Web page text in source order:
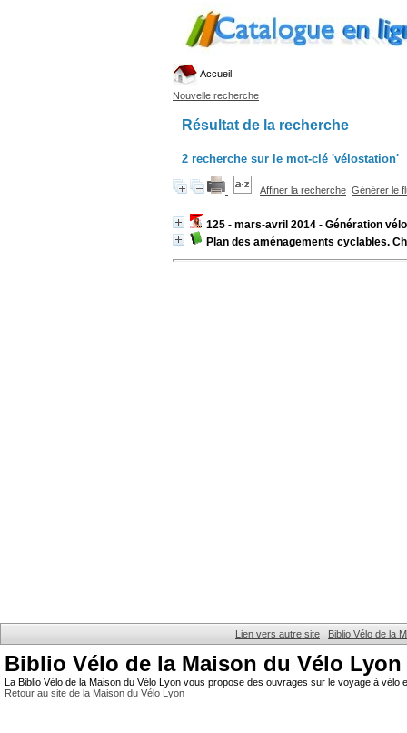
Accueil
Nouvelle recherche
Résultat de la recherche
2 recherche sur le mot-clé 'vélostation'
Affiner la recherche Générer le
125 - mars-avril 2014 - Génération vélo
Plan des aménagements cyclables.
Lien vers autre site Biblio Vélo de la
Biblio Vélo de la Maison du Vélo Lyon
La Biblio Vélo de la Maison du Vélo Lyon vous propose des ouvrages sur le voyage à
Retour au site de la Maison du Vélo Lyon